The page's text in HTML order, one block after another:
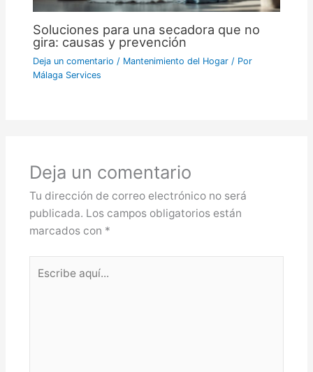
Soluciones para una secadora que no
gira: causas y prevención
Deja un comentario / Mantenimiento del Hogar / Por
Málaga Services
Deja un comentario
Tu dirección de correo electrónico no será
publicada. Los campos obligatorios están
marcados con *
aquí...